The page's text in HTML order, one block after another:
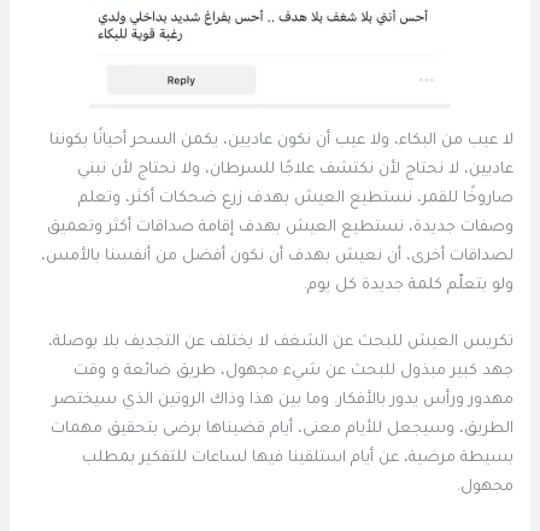
لا عيب من البكاء، ولا عيب أن نكون عاديين، يكمن السحر أحيانًا بكوننا
عاديين، لا نحتاج لأن نكتشف علاجًا للسرطان، ولا نحتاج لأن نبني
صاروخًا للقمر، نستطيع العيش بهدف زرع ضحكات أكثر، وتعلم
وصفات جديدة، نستطيع العيش بهدف إقامة صداقات أكثر وتعميق
لصداقات أخرى، أن نعيش بهدف أن نكون أفضل من أنفسنا بالأمس،
ولو بتعلّم كلمة جديدة كل يوم.
تكريس العيش للبحث عن الشغف لا يختلف عن التجديف بلا بوصلة،
جهد كبير مبذول للبحث عن شيء مجهول، طريق ضائعة و وقت
مهدور ورأس يدور بالأفكار. وما بين هذا وذاك الروتين الذي سيختصر
الطريق، وسيجعل للأيام معنى، أيام قضيناها برضى بتحقيق مهمات
بسيطة مرضية، عن أيام استلقينا فيها لساعات للتفكير بمطلب
مجهول.